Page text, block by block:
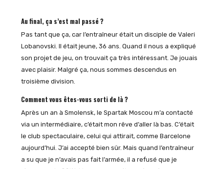
Au final, ça s’est mal passé ?
Pas tant que ça, car l’entraîneur était un disciple de Valeri
Lobanovski. Il était jeune, 36 ans. Quand il nous a expliqué
son projet de jeu, on trouvait ça très intéressant. Je jouais
avec plaisir. Malgré ça, nous sommes descendus en
troisième division.
Comment vous êtes-vous sorti de là ?
Après un an à Smolensk, le Spartak Moscou m’a contacté
via un intermédiaire, c’était mon rêve d’aller là bas. C’était
le club spectaculaire, celui qui attirait, comme Barcelone
aujourd’hui. J’ai accepté bien sûr. Mais quand l’entraîneur
a su que je n’avais pas fait l’armée, il a refusé que je